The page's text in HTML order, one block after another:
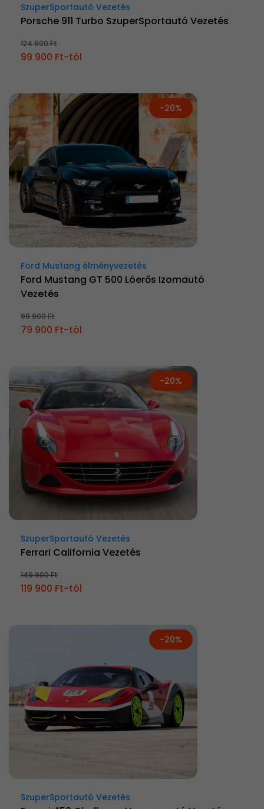
SzuperSportautó Vezetés
Porsche 911 Turbo SzuperSportautó Vezetés
124 900 Ft
99 900 Ft-tól
-20%
Ford Mustang élményvezetés
Ford Mustang GT 500 Lóerős Izomautó
Vezetés
99 900 Ft
79 900 Ft-tól
-20%
SzuperSportautó Vezetés
Ferrari California Vezetés
149 900 Ft
119 900 Ft-tól
-20%
SzuperSportautó Vezetés